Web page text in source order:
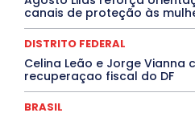
Especial
Espírito
EVENTOS
EXPOSIÇÃO
INTELIGÊNCIA
Jogos Online
JUDICIÁRIO
MEIO AMBIENTE
canais de proteção às
DISTRITO FEDERAL
Celina Leão e Jorge Vianna
recuperaçao fiscal do DF
BRASIL